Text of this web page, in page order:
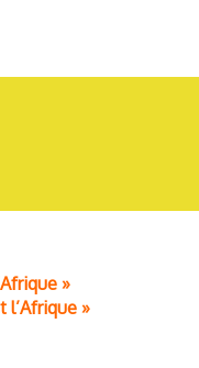
»
l’Afrique »